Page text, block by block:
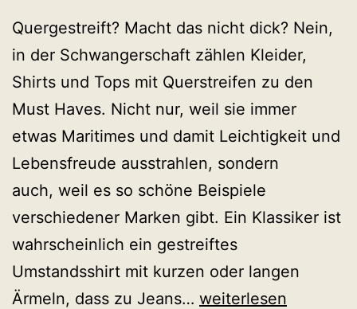
Quergestreift? Macht das nicht dick? Nein,
in der Schwangerschaft zählen Kleider,
Shirts und Tops mit Querstreifen zu den
Must Haves. Nicht nur, weil sie immer
etwas Maritimes und damit Leichtigkeit und
Lebensfreude ausstrahlen, sondern
auch, weil es so schöne Beispiele
verschiedener Marken gibt. Ein Klassiker ist
wahrscheinlich ein gestreiftes
Umstandsshirt mit kurzen oder langen
Ärmeln, dass zu Jeans… Die
weiterlesen